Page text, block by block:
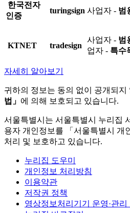
한국전자
인증
turingsign 사업자 - 범
KTNET tradesign
사업자 - 범
업자 - 특수
자세히 알아보기
귀하의 정보는 동의 없이 공개되지
법」 에 의해 보호되고 있습니다.
서울특별시는 서울특별시 누리집
용자 개인정보를 「서울특별시 개
처리 및 보호하고 있습니다.
누리집 도우미
개인정보 처리방침
이용약관
저작권 정책
영상정보처리기기 운영·관리